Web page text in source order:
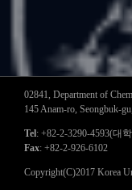
02841, Department of
145 Anam-ro, Seongbuk-
Tel: +82-2-3290-4593(대
Fax: +82-2-926-6102
Copyright(C)2017 Korea